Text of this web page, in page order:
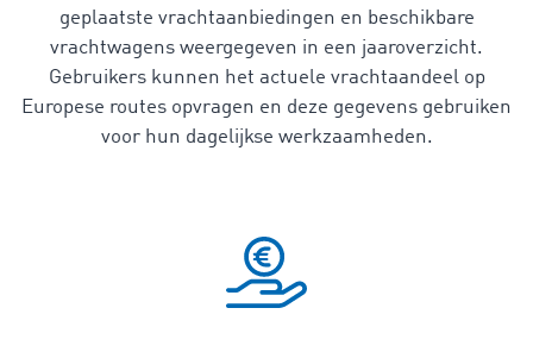
geplaatste vrachtaanbiedingen en beschikbare
vrachtwagens weergegeven in een jaaroverzicht.
Gebruikers kunnen het actuele vrachtaandeel op
Europese routes opvragen en deze gegevens gebruiken
voor hun dagelijkse werkzaamheden.